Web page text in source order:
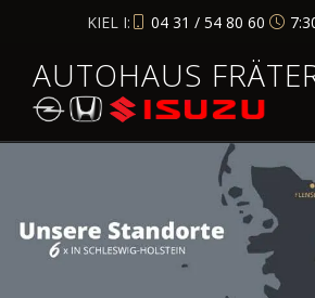
KIEL I: 04 31 / 54 80 60
AUTOHAUS